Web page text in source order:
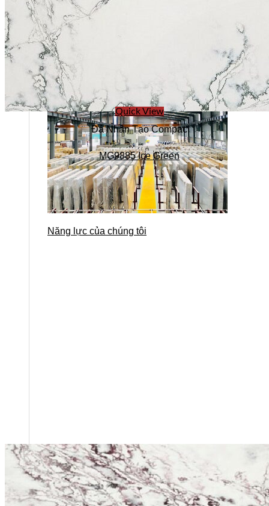
Năng lực của chúng tôi
Quick View
Đá Nhân Tạo Compac
MG9885 Ice Green